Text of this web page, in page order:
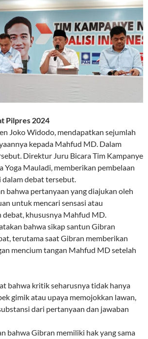
Pilpres 2024
Joko Widodo, mendapatkan sejumlah
kepada Mahfud MD. Dalam
Direktur Juru Bicara Tim Kampanye
Yoga Mauladi, memberikan pembelaan
debat tersebut.
bahwa pertanyaan yang diajukan oleh
untuk mencari sensasi atau
debat, khususnya Mahfud MD.
bahwa sikap santun Gibran
terutama saat Gibran memberikan
mencium tangan Mahfud MD setelah
bahwa kritik seharusnya tidak hanya
gimik atau upaya memojokkan lawan,
dari pertanyaan dan jawaban
bahwa Gibran memiliki hak yang sama